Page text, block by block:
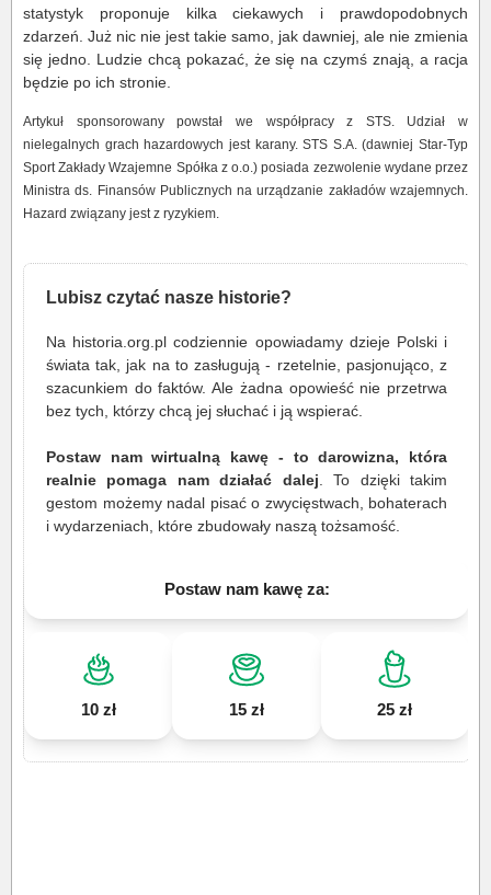
statystyk proponuje kilka ciekawych i prawdopodobnych
zdarzeń. Już nic nie jest takie samo, jak dawniej, ale nie zmienia
się jedno. Ludzie chcą pokazać, że się na czymś znają, a racja
będzie po ich stronie.
Artykuł sponsorowany powstał we współpracy z STS. Udział w
nielegalnych grach hazardowych jest karany. STS S.A. (dawniej Star-Typ
Sport Zakłady Wzajemne Spółka z o.o.) posiada zezwolenie wydane przez
Ministra ds. Finansów Publicznych na urządzanie zakładów wzajemnych.
Hazard związany jest z ryzykiem.
Lubisz czytać nasze historie?
Na historia.org.pl codziennie opowiadamy dzieje Polski i
świata tak, jak na to zasługują - rzetelnie, pasjonująco, z
szacunkiem do faktów. Ale żadna opowieść nie przetrwa
bez tych, którzy chcą jej słuchać i ją wspierać.
Postaw nam wirtualną kawę - to darowizna, która
realnie pomaga nam działać dalej . To dzięki takim
gestom możemy nadal pisać o zwycięstwach, bohaterach
i wydarzeniach, które zbudowały naszą tożsamość.
Postaw nam kawę za:
10 zł 15 zł 25 zł